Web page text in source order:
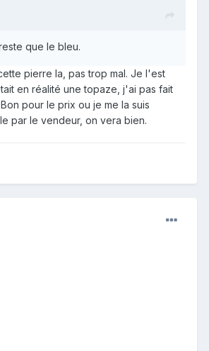
que le bleu.
pierre la, pas trop mal. Je l'est
en réalité une topaze, j'ai pas fait
pour le prix ou je me la suis
par le vendeur, on vera bien.